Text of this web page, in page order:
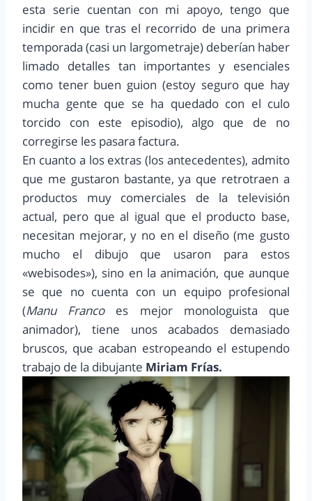
esta serie cuentan con mi apoyo, tengo que
incidir en que tras el recorrido de una primera
temporada (casi un largometraje) deberían haber
limado detalles tan importantes y esenciales
como tener buen guion (estoy seguro que hay
mucha gente que se ha quedado con el culo
torcido con este episodio), algo que de no
corregirse les pasara factura.
En cuanto a los extras (los antecedentes), admito
que me gustaron bastante, ya que retrotraen a
productos muy comerciales de la televisión
actual, pero que al igual que el producto base,
necesitan mejorar, y no en el diseño (me gusto
mucho el dibujo que usaron para estos
«webisodes»), sino en la animación, que aunque
se que no cuenta con un equipo profesional
(Manu Francoes mejor monologuista que
animador), tiene unos acabados demasiado
bruscos, que acaban estropeando el estupendo
trabajo de la dibujante Miriam Frías.